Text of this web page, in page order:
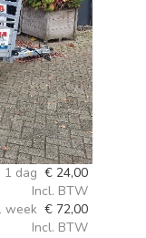
1 dag € 24,00
Incl. BTW
week € 72,00
Incl. BTW